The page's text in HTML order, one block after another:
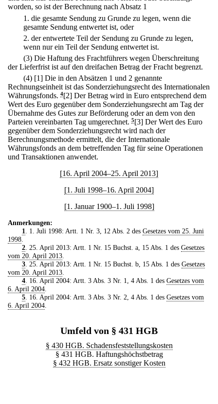
worden, so ist der Berechnung nach Absatz 1
1. die gesamte Sendung zu Grunde zu legen, wenn die
gesamte Sendung entwertet ist, oder
2. der entwertete Teil der Sendung zu Grunde zu legen,
wenn nur ein Teil der Sendung entwertet ist.
(3) Die Haftung des Frachtführers wegen Überschreitung
der Lieferfrist ist auf den dreifachen Betrag der Fracht begrenzt.
(4) [1] Die in den Absätzen 1 und 2 genannte
Rechnungseinheit ist das Sonderziehungsrecht des Internationalen
Währungsfonds. 4[2] Der Betrag wird in Euro entsprechend dem
Wert des Euro gegenüber dem Sonderziehungsrecht am Tag der
Übernahme des Gutes zur Beförderung oder an dem von den
Parteien vereinbarten Tag umgerechnet. 5[3] Der Wert des Euro
gegenüber dem Sonderziehungsrecht wird nach der
Berechnungsmethode ermittelt, die der Internationale
Währungsfonds an dem betreffenden Tag für seine Operationen
und Transaktionen anwendet.
[16. April 2004–25. April 2013]
[1. Juli 1998–16. April 2004]
[1. Januar 1900–1. Juli 1998]
Anmerkungen:
1. 1. Juli 1998: Artt. 1 Nr. 3, 12 Abs. 2 des Gesetzes vom 25. Juni
1998.
2. 25. April 2013: Artt. 1 Nr. 15 Buchst. a, 15 Abs. 1 des Gesetzes
vom 20. April 2013.
3. 25. April 2013: Artt. 1 Nr. 15 Buchst. b, 15 Abs. 1 des Gesetzes
vom 20. April 2013.
4. 16. April 2004: Artt. 3 Abs. 3 Nr. 1, 4 Abs. 1 des Gesetzes vom
6. April 2004.
5. 16. April 2004: Artt. 3 Abs. 3 Nr. 2, 4 Abs. 1 des Gesetzes vom
6. April 2004.
Umfeld von § 431 HGB
§ 430 HGB. Schadensfeststellungskosten
§ 431 HGB. Haftungshöchstbetrag
§ 432 HGB. Ersatz sonstiger Kosten